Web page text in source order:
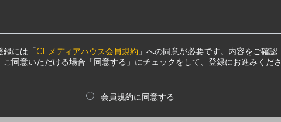
録には「CEメディアハウス会員規約 」への同意が必要です。内容をご確認
ご同意いただける場合「同意する」にチェックをして、登録にお進みくださ
会員規約に同意する